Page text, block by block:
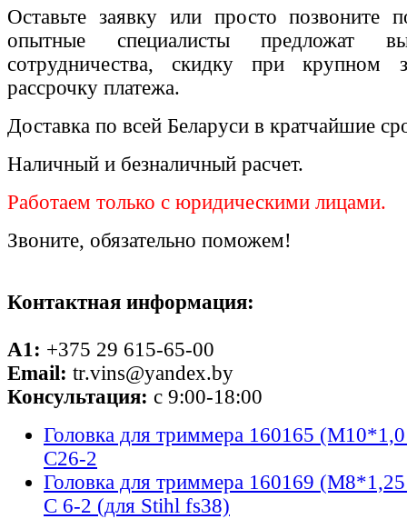
Оставьте заявку или просто позвоните
опытные специалисты предложат
сотрудничества, скидку при крупном
рассрочку платежа.
Доставка по всей Беларуси в кратчайшие
Наличный и безналичный расчет.
Работаем только с юридическими лицами.
Звоните, обязательно поможем!
Контактная информация:
A1: +375 29 615-65-00
Email: tr.vins@yandex.by
Консультация: с 9:00-18:00
Головка для триммера 160165
C26-2
Головка для триммера 160169
C 6-2 (для Stihl fs38)